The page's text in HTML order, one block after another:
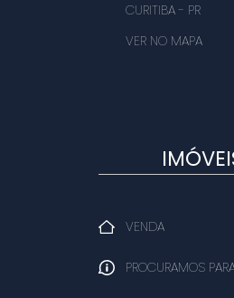
CURITIBA- PR
VER NO MAPA
VENDA
PROCURAMOS